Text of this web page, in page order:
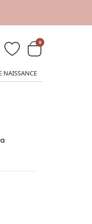
0
NAISSANCE